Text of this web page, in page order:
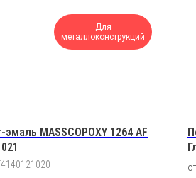
Для
металлоконструкций
эмаль MASSCOPOXY 1264 AF